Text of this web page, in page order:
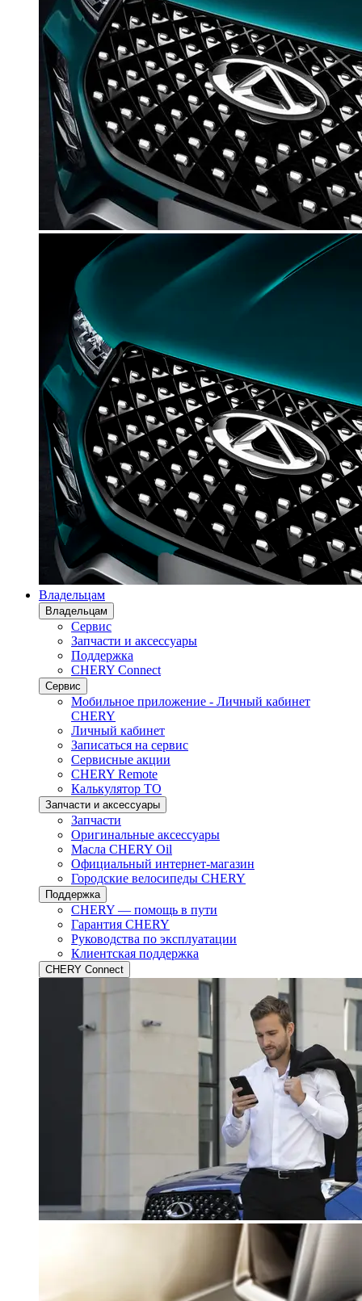
Владельцам
Владельцам
Сервис
Запчасти и аксессуары
Поддержка
CHERY Connect
Сервис
Мобильное приложение - Личный кабинет
CHERY
Личный кабинет
Записаться на сервис
Сервисные акции
CHERY Remote
Калькулятор ТО
Запчасти и аксессуары
Запчасти
Оригинальные аксессуары
Масла CHERY Oil
Официальный интернет-магазин
Городские велосипеды CHERY
Поддержка
CHERY — помощь в пути
Гарантия CHERY
Руководства по эксплуатации
Клиентская поддержка
CHERY Connect